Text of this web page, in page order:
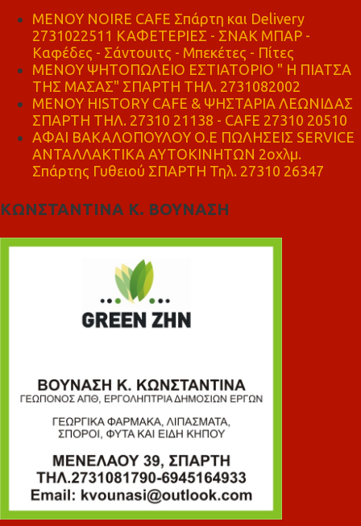
MENOY NOIRE CAFE Σπάρτη και Delivery
2731022511 ΚΑΦΕΤΕΡΙΕΣ - ΣΝΑΚ ΜΠΑΡ -
Καφέδες - Σάντουιτς - Μπεκέτες - Πίτες
ΜΕΝΟΥ ΨΗΤΟΠΩΛΕΙΟ ΕΣΤΙΑΤΟΡΙΟ " Η ΠΙΑΤΣΑ
ΤΗΣ ΜΑΣΑΣ" ΣΠΑΡΤΗ ΤΗΛ. 2731082002
ΜΕΝΟΥ HISTORY CAFE & ΨΗΣΤΑΡΙΑ ΛΕΩΝΙΔΑΣ
ΣΠΑΡΤΗ ΤΗΛ. 27310 21138 - CAFE 27310 20510
ΑΦΑΙ ΒΑΚΑΛΟΠΟΥΛΟΥ Ο.Ε ΠΩΛΗΣΕΙΣ SERVICE
ΑΝΤΑΛΛΑΚΤΙΚΑ ΑΥΤΟΚΙΝΗΤΩΝ 2οχλμ.
Σπάρτης Γυθειού ΣΠΑΡΤΗ Τηλ. 27310 26347
ΚΩΝΣΤΑΝΤΙΝΑ Κ. ΒΟΥΝΑΣΗ